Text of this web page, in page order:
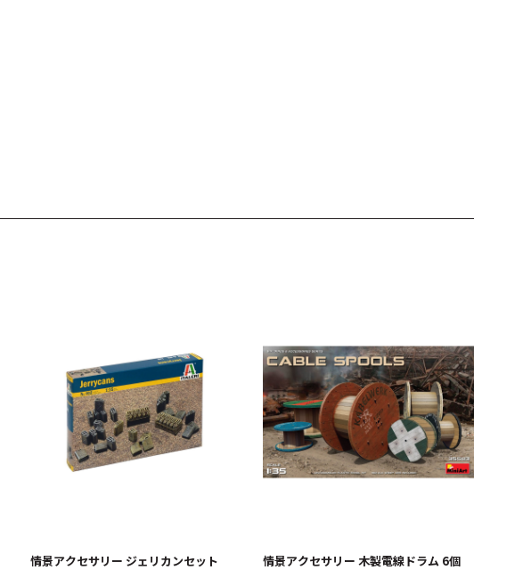
情景アクセサリー ジェリカンセット 情景アクセサリー 木製電線ドラム 6個